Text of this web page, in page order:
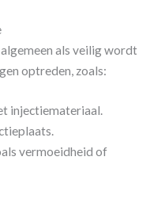
als veilig wordt
optreden, zoals:
injectiemateriaal.
vermoeidheid of